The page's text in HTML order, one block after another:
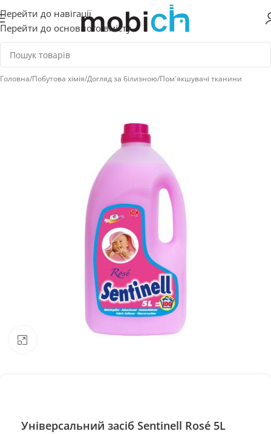
Перейти до навігації
Перейти до основного вмісту
Головна/Побутова хімія/Догляд за білизною/Пом'якшувачі тканини
Натисніть, щоб збільшити
Універсальний засіб Sentinell Rosé 5L